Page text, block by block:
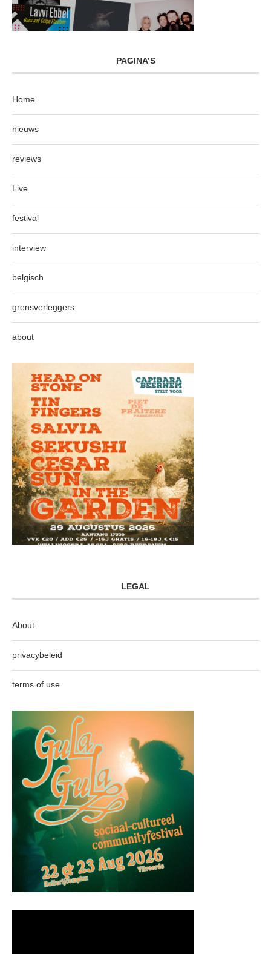
PAGINA’S
Home
nieuws
reviews
Live
festival
interview
belgisch
grensverleggers
about
LEGAL
About
privacybeleid
terms of use